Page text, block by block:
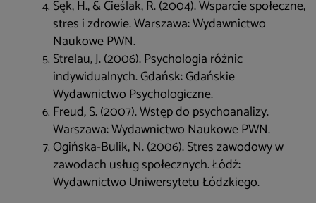
Sęk, H., & Cieślak, R. (2004). Wsparcie społeczne,
stres i zdrowie. Warszawa: Wydawnictwo
Naukowe PWN.
Strelau, J. (2006). Psychologia różnic
indywidualnych. Gdańsk: Gdańskie
Wydawnictwo Psychologiczne.
Freud, S. (2007). Wstęp do psychoanalizy.
Warszawa: Wydawnictwo Naukowe PWN.
Ogińska-Bulik, N. (2006). Stres zawodowy w
zawodach usług społecznych. Łódź:
Wydawnictwo Uniwersytetu Łódzkiego.